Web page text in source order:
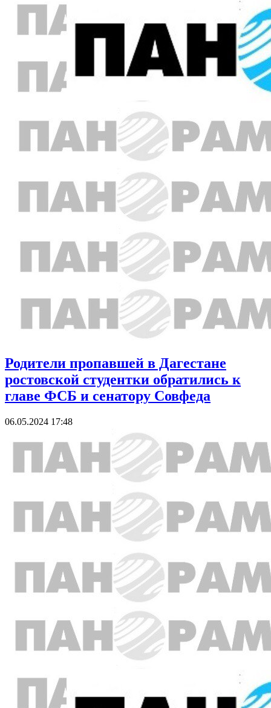
Родители пропавшей в Дагестане
ростовской студентки обратились к
главе ФСБ и сенатору Совфеда
06.05.2024 17:48